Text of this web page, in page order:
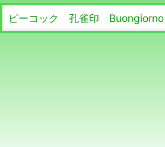
ピーコック 孔雀印